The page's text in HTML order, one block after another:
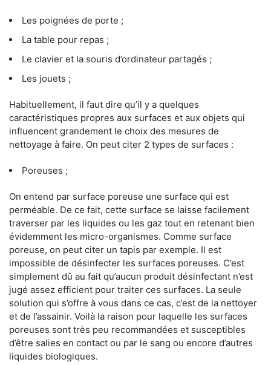
Les poignées de porte ;
La table pour repas ;
Le clavier et la souris d’ordinateur partagés ;
Les jouets ;
Habituellement, il faut dire qu’il y a quelques
caractéristiques propres aux surfaces et aux objets qui
influencent grandement le choix des mesures de
nettoyage à faire. On peut citer 2 types de surfaces :
Poreuses ;
On entend par surface poreuse une surface qui est
perméable. De ce fait, cette surface se laisse facilement
traverser par les liquides ou les gaz tout en retenant bien
évidemment les micro-organismes. Comme surface
poreuse, on peut citer un tapis par exemple. Il est
impossible de désinfecter les surfaces poreuses. C’est
simplement dû au fait qu’aucun produit désinfectant n’est
jugé assez efficient pour traiter ces surfaces. La seule
solution qui s’offre à vous dans ce cas, c’est de la nettoyer
et de l’assainir. Voilà la raison pour laquelle les surfaces
poreuses sont très peu recommandées et susceptibles
d’être salies en contact ou par le sang ou encore d’autres
liquides biologiques.